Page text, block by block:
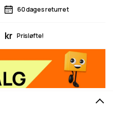
60 dages returret
kr Prisløfte!